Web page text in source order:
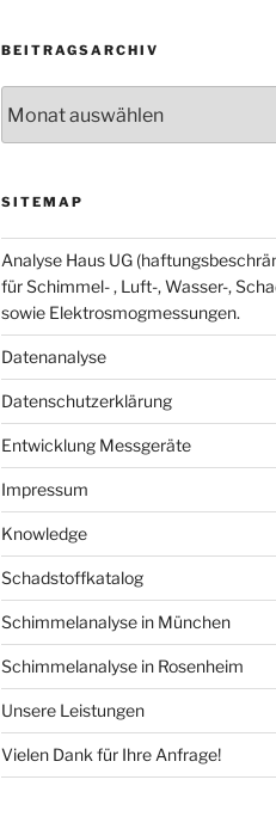
BEITRAGSARCHIV
SITEMAP
Analyse Haus UG
für Schimmel- , Luft-, Wasser-,
sowie Elektrosmogmessungen.
Datenanalyse
Datenschutzerklärung
Entwicklung Messgeräte
Impressum
Knowledge
Schadstoffkatalog
Schimmelanalyse in München
Schimmelanalyse in Rosenheim
Unsere Leistungen
Vielen Dank für Ihre Anfrage!